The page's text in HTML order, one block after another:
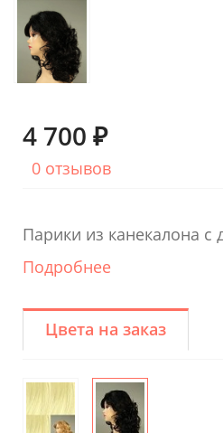
4 700 ₽
0 отзывов
Парики из канекалона с
Подробнее
Цвета на заказ